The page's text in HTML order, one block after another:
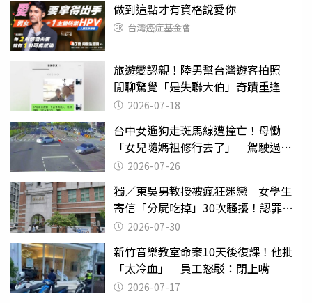
做到這點才有資格說愛你
台灣癌症基金會
旅遊變認親！陸男幫台灣遊客拍照
閒聊驚覺「是失聯大伯」奇蹟重逢
2026-07-18
台中女遛狗走斑馬線遭撞亡！母慟
「女兒隨媽祖修行去了」 駕駛過失
致死判9月
2026-07-26
獨／東吳男教授被瘋狂迷戀 女學生
寄信「分屍吃掉」30次騷擾！認罪免
關 2026-07-30
新竹音樂教室命案10天後復課！他批
「太冷血」 員工怒駁：閉上嘴
2026-07-17